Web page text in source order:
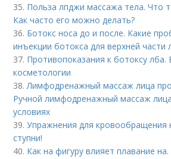
35. Польза лпджи массажа тела. Что
Как часто его можно делать?
36. Ботокс носа до и после. Какие
инъекции ботокса для верхней части
37. Противопоказания к ботоксу лба.
косметологии
38.Лимфодренажный массаж лица
Ручной лимфодренажный массаж
условиях
39.Упражнения для кровообращения
ступни!
40. Как на фигуру влияет плавание